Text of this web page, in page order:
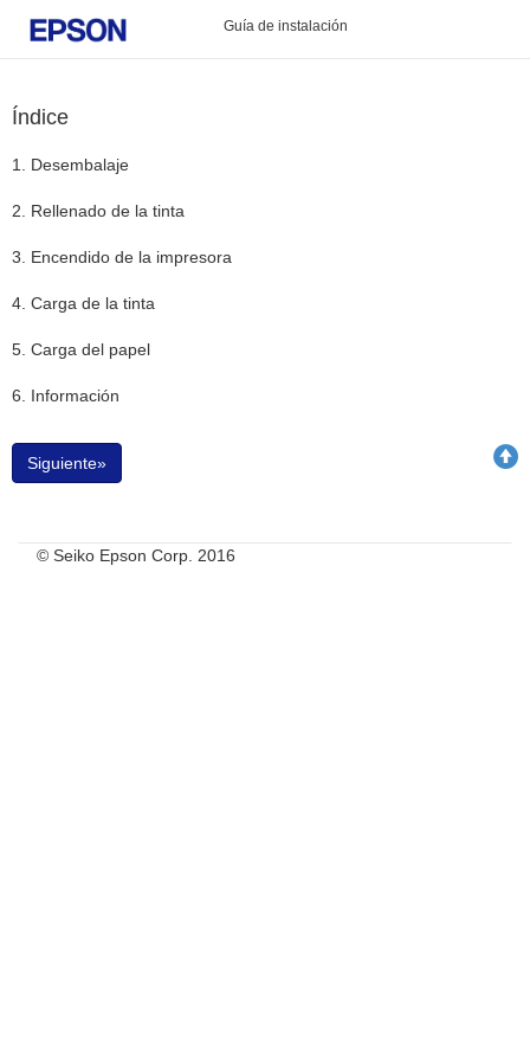
Guía de instalación
Índice
1. Desembalaje
2. Rellenado de la tinta
3. Encendido de la impresora
4. Carga de la tinta
5. Carga del papel
6. Información
Siguiente»
© Seiko Epson Corp. 2016